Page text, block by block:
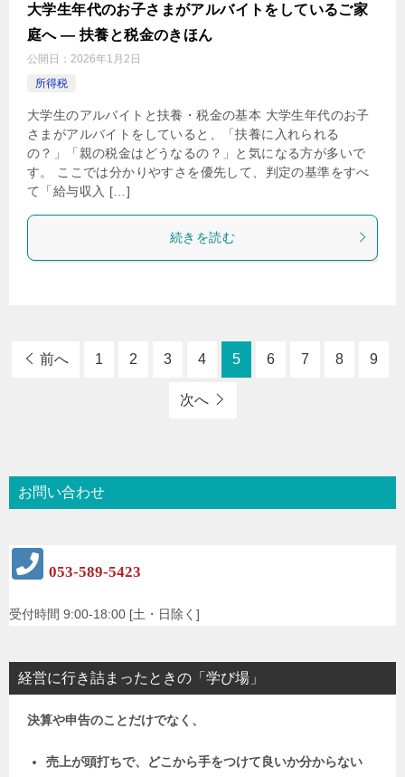
大学生年代のお子さまがアルバイトをしているご家
庭へ ― 扶養と税金のきほん
公開日： 2026年1月2日
所得税
大学生のアルバイトと扶養・税金の基本 大学生年代のお子
さまがアルバイトをしていると、「扶養に入れられる
の？」「親の税金はどうなるの？」と気になる方が多いで
す。 ここでは分かりやすさを優先して、判定の基準をすべ
て「給与収入 […]
続きを読む
前へ 1 2 3 4 5 6 7 8 9
次へ
お問い合わせ
053-589-5423
受付時間 9:00-18:00 [土・日除く]
経営に行き詰まったときの「学び場」
決算や申告のことだけでなく、
売上が頭打ちで、どこから手をつけて良いか分からない